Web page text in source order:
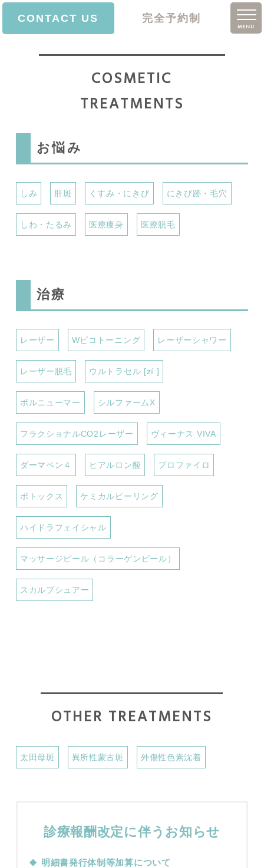
CONTACT US 完全予約制
MENU
価格表
アクセス
ブログ
COSMETIC
TREATMENTS
お悩み
しみ 肝斑 くすみ・にきび にきび跡・毛穴
しわ・たるみ 医療痩身 医療脱毛
治療
レーザー Wピコトーニング レーザーシャワー
レーザー脱毛 ウルトラセル [zíː]
ボルニューマー シルファームX
フラクショナルCO2レーザー ヴィーナス VIVA
ダーマペン４ ヒアルロン酸 プロファイロ
ボトックス ケミカルピーリング
ハイドラフェイシャル
マッサージピール（コラーゲンピール）
スカルプシュアー
OTHER TREATMENTS
太田母斑 異所性蒙古斑 外傷性色素沈着
診療報酬改定に伴うお知らせ
明細書発行体制等加算について